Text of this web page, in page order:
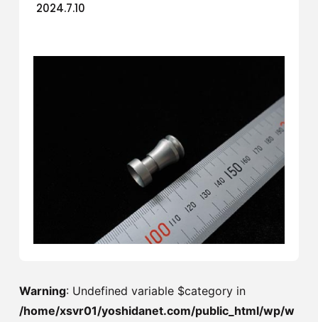
2024.7.10
Warning: Undefined variable $category in
/home/xsvr01/yoshidanet.com/public_html/wp/w